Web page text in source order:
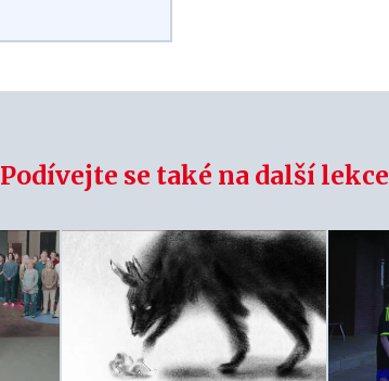
Podívejte se také na další lekce